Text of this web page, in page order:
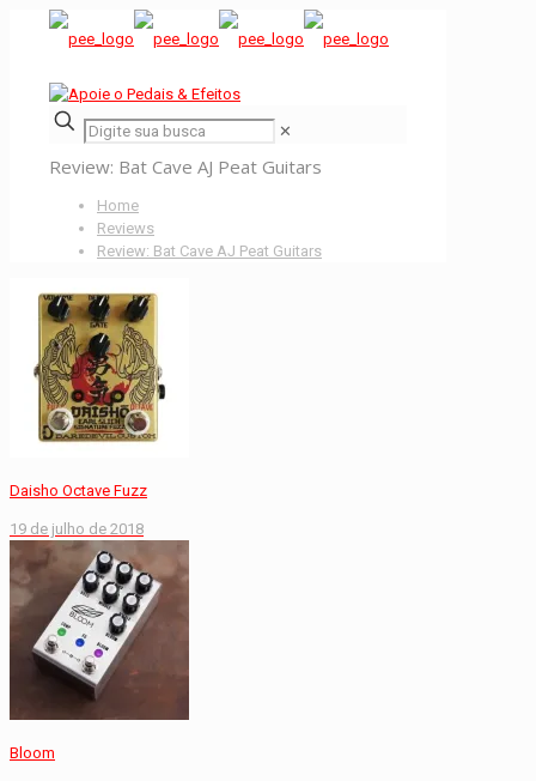
✕
Review: Bat Cave AJ Peat Guitars
Home
Reviews
Review: Bat Cave AJ Peat Guitars
Daisho Octave Fuzz
19 de julho de 2018
Bloom